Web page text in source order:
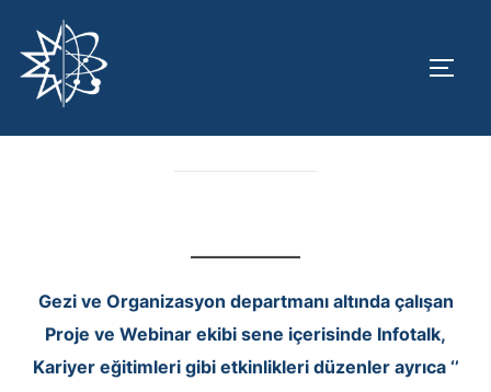
Gezi ve Organizasyon departmanı altında çalışan
Proje ve Webinar ekibi sene içerisinde Infotalk,
Kariyer eğitimleri gibi etkinlikleri düzenler ayrıca ‘’